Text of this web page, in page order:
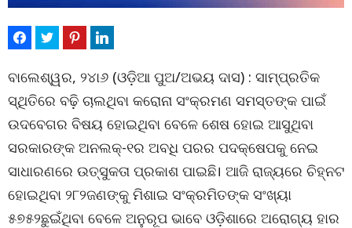
ବାଲେଶ୍ୱର, ୨୪ା୬ (ଓଡ଼ିଆ ପୁଅ/ଅଭୟ ଦାସ) : ସାମ୍ପ୍ରତିକ
ସ୍ଥିତିରେ ବଢ଼ି ଚାଲଥିବା କରୋନା ସଂକ୍ରମଣ ସମସ୍ତଙ୍କ ପାଇଁ
ଉଦବେଗର ବିଷୟ ହୋଇଥିବା ବେଳେ ଶେଷ ହୋଇ ଆସୁଥିବା
ସରକାରଙ୍କ ଅନଲକ୍‌-୧ର ଅବଧି ପରର ପଦକ୍ଷେପକୁ ନେଇ
ସାଧାରଣରେ ଉତ୍ସୁକତା ପ୍ରକାଶ ପାଇଛି। ଆଜି ରାଜ୍ୟରେ ଚିହ୍ନଟ
ହୋଇଥିବା ୨୮୨ଜଣଙ୍କୁ ମିଶାଇ ସଂକ୍ରମିତଙ୍କ ସଂଖ୍ୟା
୫୭୫୨ଛୁଇଁଥିବା ବେଳେ ଅନୁରୂପ ଭାବେ ଓଡ଼ିଶାରେ ଅରୋଗ୍ୟ ହାର